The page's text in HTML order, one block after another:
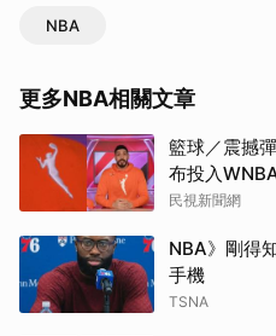
NBA
更多NBA相關文章
籃球／震撼
布投入
民視新聞網
NBA》剛得
手機
TSNA